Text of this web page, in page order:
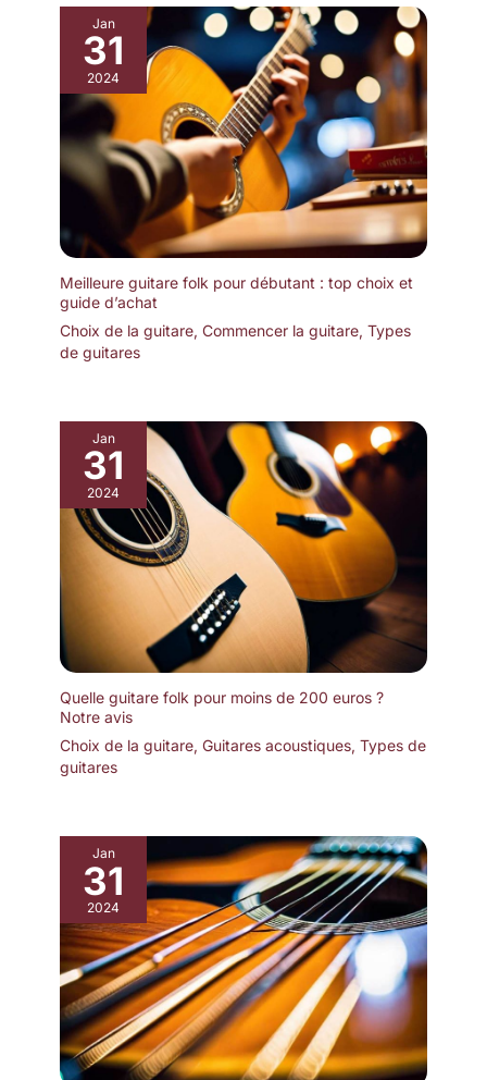
gratter les cordes. Vous trouverez aussi une housse pour la
guitare afin de la transporter facilement et en toute sécurité lors
de vos déplacements.
Jan
31
2024
Meilleure guitare folk pour débutant : top choix et
guide d’achat
Choix de la guitare, Commencer la guitare, Types
de guitares
Jan
31
2024
Quelle guitare folk pour moins de 200 euros ?
Notre avis
Choix de la guitare, Guitares acoustiques, Types de
guitares
Jan
31
2024